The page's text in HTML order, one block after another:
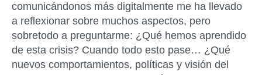
comunicándonos más digitalmente me ha llevado
a reflexionar sobre muchos aspectos, pero
sobretodo a preguntarme: ¿Qué hemos aprendido
de esta crisis? Cuando todo esto pase… ¿Qué
nuevos comportamientos, políticas y visión del